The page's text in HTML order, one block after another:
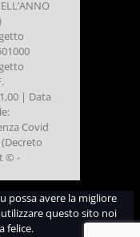
| Data
Covid
(Decreto
© -
possa avere la migliore
questo sito noi
felice.